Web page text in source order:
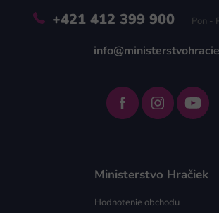
+421 412 399 900
Pon -
Ministerstvo Hračiek
Hodnotenie obchodu